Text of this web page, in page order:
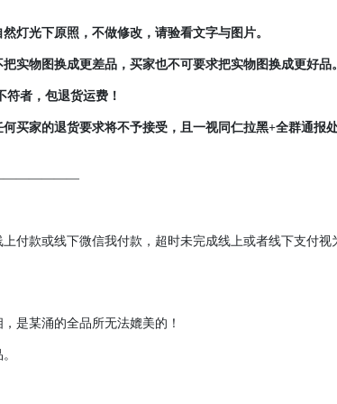
灯光下原照，不做修改，请验看文字与图片。
实物图换成更差品，买家也不可要求把实物图换成更好品。
者，包退货运费！
买家的退货要求将不予接受，且一视同仁拉黑+全群通报处
付款或线下微信我付款，超时未完成线上或者线下支付视
是某涌的全品所无法媲美的！